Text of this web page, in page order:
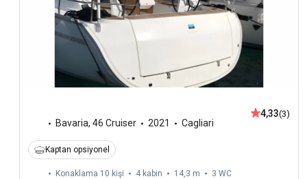
Bavaria, 46 Cruiser 2021 Cagliari
4,33(3)
Kaptan opsiyonel
Konaklama 10 kişi 4 kabin 14,3 m 3 WC